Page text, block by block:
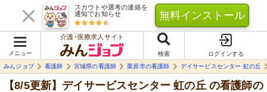
スカウトや選考の連絡を
通知でお知らせ
無料インストール
メニュー
介護･医療求人サイト
検索
ログインする
みんジョブ
看護師 宮城県の看護師 栗原市の看護師 デイサービスセンター 虹の丘
【8/5更新】デイサービスセンター 虹の丘 の看護師の